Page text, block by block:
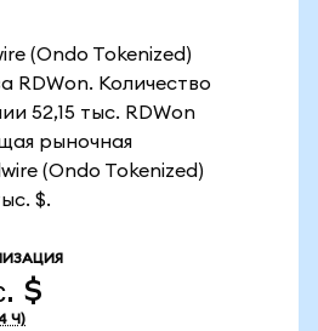
(Ondo Tokenized)
RDWon. Количество
52,15 тыс. RDWon
рыночная
(Ondo Tokenized)
$.
$
Ч)